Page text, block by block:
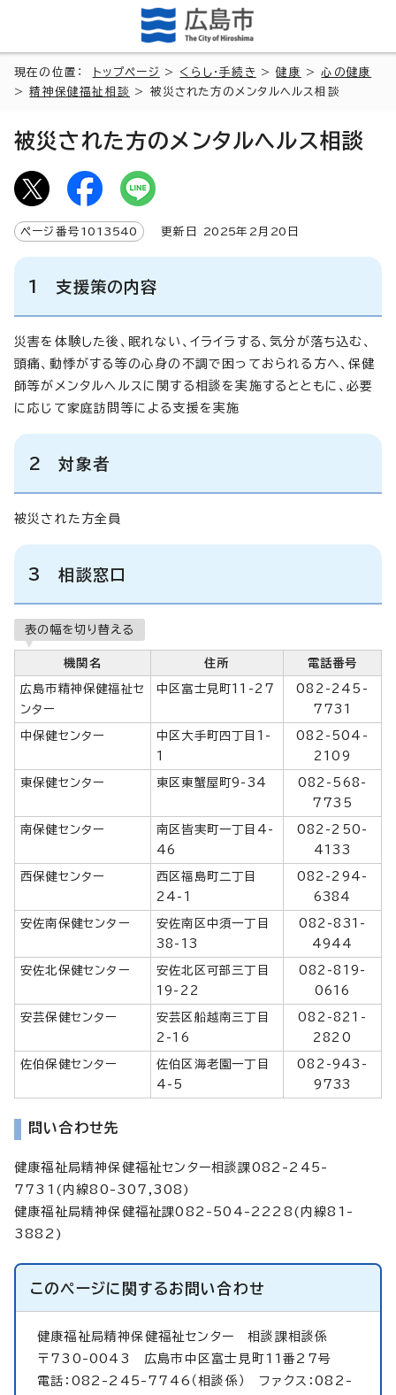
現在の位置： トップページ > くらし・手続き >健康 > 心の健康
>精神保健福祉相談 > 被災された方のメンタルヘルス相談
被災された方のメンタルヘルス相談
ページ番号 1013540 更新日 2025年2月 20 日
1 支援策の内容
災害を体験した後、眠れない、イライラする、気分が落ち込む、
頭痛、動悸がする等の心身の不調で困っておられる方へ、保健
師等がメンタルヘルスに関する相談を実施するとともに、必要
に応じて家庭訪問等による支援を実施
2 対象者
被災された方全員
3 相談窓口
表の幅を切り替える
機関名 住所 電話番号
広島市精神保健福祉セ
ンター
中区富士見町11-27
082-245-
7731
中保健センター
中区大手町四丁目1-
1
082-504-
2109
東保健センター 東区東蟹屋町9-34
082-568-
7735
南保健センター
南区皆実町一丁目4-
46
082-250-
4133
西保健センター
西区福島町二丁目
24-1
082-294-
6384
安佐南保健センター
安佐南区中須一丁目
38-13
082-831-
4944
安佐北保健センター
安佐北区可部三丁目
19-22
082-819-
0616
安芸保健センター
安芸区船越南三丁目
2-16
082-821-
2820
佐伯保健センター
佐伯区海老園一丁目
4-5
082-943-
9733
問い合わせ先
健康福祉局精神保健福祉センター相談課082-245-
7731(内線80-307,308)
健康福祉局精神保健福祉課082-504-2228(内線81-
3882)
このページに関するお問い合わせ
健康福祉局精神保健福祉センター相談課相談係
〒730-0043 広島市中区富士見町11番27号
電話：082-245-7746（相談係） ファクス：082-